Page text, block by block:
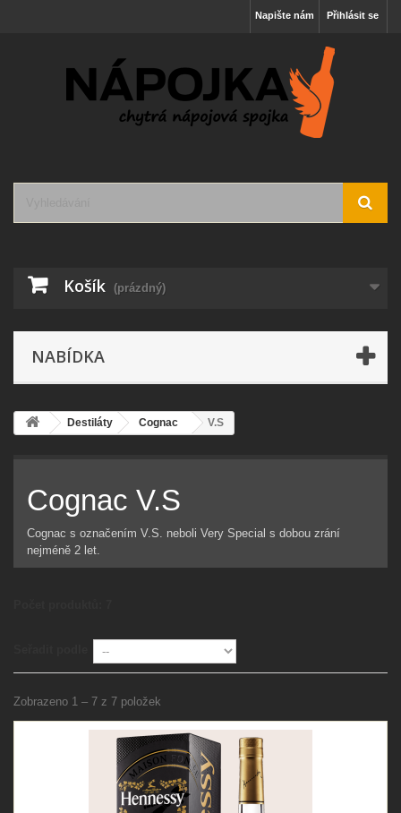
Přihlásit se
Napište nám
Košík (prázdný)
NABÍDKA
Destiláty Cognac V.S
Cognac V.S
Cognac s označením V.S. neboli Very Special s dobou zrání
nejméně 2 let.
Zobrazeno 1 – 7 z 7 položek